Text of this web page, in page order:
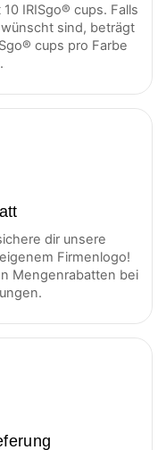
IRISgo® cups. Falls
sind, beträgt
cups pro Farbe
dir unsere
Firmenlogo!
Mengenrabatten bei